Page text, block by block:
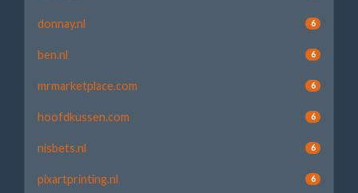
donnay.nl 6
ben.nl 6
mrmarketplace.com 6
hoofdkussen.com 6
nisbets.nl 6
pixartprinting.nl 6